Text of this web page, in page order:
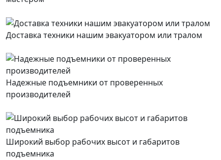
Доставка техники нашим эвакуатором или тралом
Надежные подъемники от проверенных
производителей
Широкий выбор рабочих высот и габаритов
подъемника